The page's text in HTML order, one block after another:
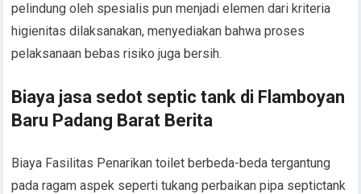
pelindung oleh spesialis pun menjadi elemen dari kriteria
higienitas dilaksanakan, menyediakan bahwa proses
pelaksanaan bebas risiko juga bersih.
Biaya jasa sedot septic tank di Flamboyan
Baru Padang Barat Berita
Biaya Fasilitas Penarikan toilet berbeda-beda tergantung
pada ragam aspek seperti tukang perbaikan pipa septictank